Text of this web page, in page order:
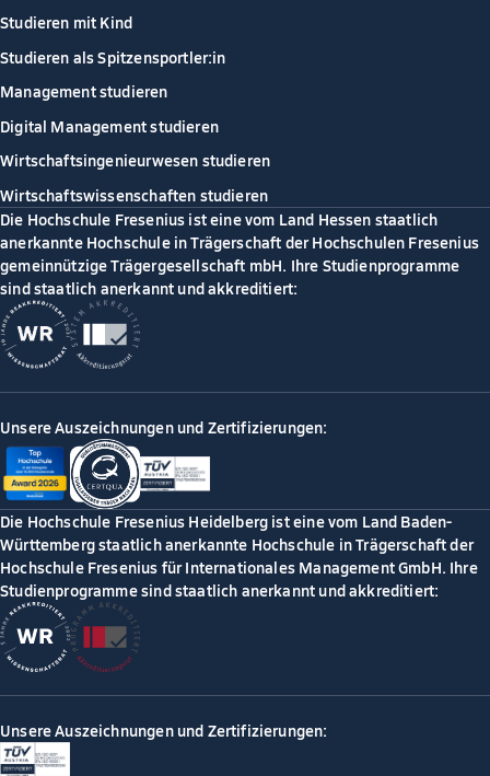
Studieren mit Kind
Studieren als Spitzensportler:in
Management studieren
Digital Management studieren
Wirtschaftsingenieurwesen studieren
Wirtschaftswissenschaften studieren
Die Hochschule Fresenius ist eine vom Land Hessen staatlich
anerkannte Hochschule in Trägerschaft der Hochschulen Fresenius
gemeinnützige Trägergesellschaft mbH. Ihre Studienprogramme
sind staatlich anerkannt und akkreditiert:
Unsere Auszeichnungen und Zertifizierungen:
Die Hochschule Fresenius Heidelberg ist eine vom Land Baden-
Württemberg staatlich anerkannte Hochschule in Trägerschaft der
Hochschule Fresenius für Internationales Management GmbH. Ihre
Studienprogramme sind staatlich anerkannt und akkreditiert:
Unsere Auszeichnungen und Zertifizierungen: